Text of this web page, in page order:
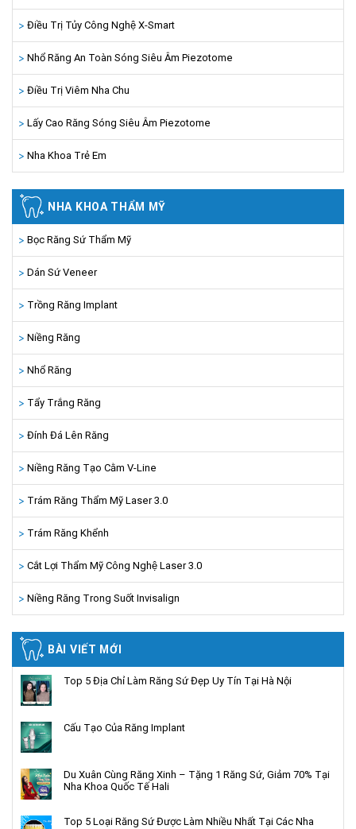
Điều Trị Tủy Công Nghệ X-Smart
Nhổ Răng An Toàn Sóng Siêu Âm Piezotome
Điều Trị Viêm Nha Chu
Lấy Cao Răng Sóng Siêu Âm Piezotome
Nha Khoa Trẻ Em
NHA KHOA THẨM MỸ
Bọc Răng Sứ Thẩm Mỹ
Dán Sứ Veneer
Trồng Răng Implant
Niềng Răng
Nhổ Răng
Tẩy Trắng Răng
Đính Đá Lên Răng
Niềng Răng Tạo Cằm V-Line
Trám Răng Thẩm Mỹ Laser 3.0
Trám Răng Khểnh
Cắt Lợi Thẩm Mỹ Công Nghệ Laser 3.0
Niềng Răng Trong Suốt Invisalign
BÀI VIẾT MỚI
Top 5 Địa Chỉ Làm Răng Sứ Đẹp Uy Tín Tại Hà Nội
Cấu Tạo Của Răng Implant
Du Xuân Cùng Răng Xinh – Tặng 1 Răng Sứ, Giảm 70% Tại
Nha Khoa Quốc Tế Hali
Top 5 Loại Răng Sứ Được Làm Nhiều Nhất Tại Các Nha